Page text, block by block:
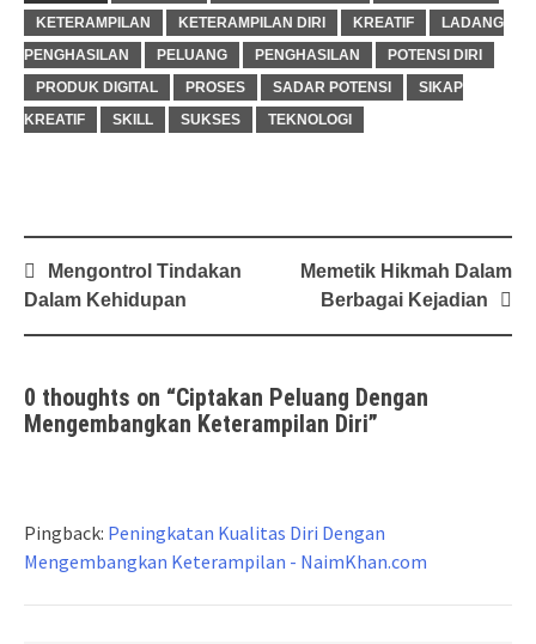
KETERAMPILAN
KETERAMPILAN DIRI KREATIF
LADANG
PENGHASILAN
PELUANG PENGHASILAN
POTENSI DIRI
PRODUK DIGITAL
PROSES SADAR POTENSI
SIKAP
KREATIF
SKILL SUKSES TEKNOLOGI
Post
navigation
Mengontrol Tindakan
Dalam Kehidupan
Memetik Hikmah Dalam
Berbagai Kejadian
0 thoughts on “Ciptakan Peluang Dengan
Mengembangkan Keterampilan Diri”
Pingback: Peningkatan Kualitas Diri Dengan
Mengembangkan Keterampilan - NaimKhan.com